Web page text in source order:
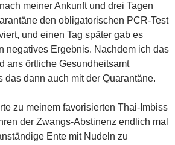
meiner Ankunft und drei Tagen
den obligatorischen PCR-Test
und einen Tag später gab es
negatives Ergebnis. Nachdem ich das
ans örtliche Gesundheitsamt
das dann auch mit der Quarantäne.
zu meinem favorisierten Thai-Imbiss
der Zwangs-Abstinenz endlich mal
Ente mit Nudeln zu